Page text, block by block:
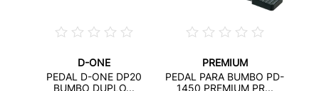
D-ONE
PEDAL D-ONE DP20
BUMBO DUPLO...
PREMIUM
PEDAL PARA BUMBO PD-
1450 PREMIUM PR...